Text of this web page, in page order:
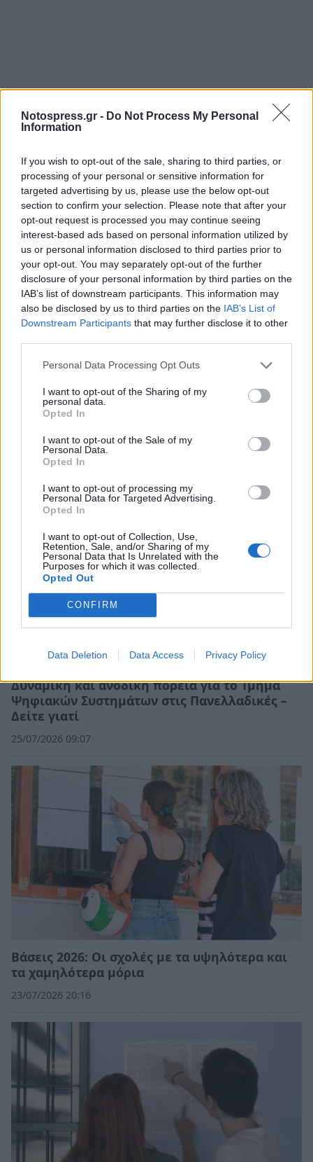
Notospress.gr - Do Not Process My Personal
Information
If you wish to opt-out of the sale, sharing to third parties, or
processing of your personal or sensitive information for
targeted advertising by us, please use the below opt-out
section to confirm your selection. Please note that after your
opt-out request is processed you may continue seeing
interest-based ads based on personal information utilized by
us or personal information disclosed to third parties prior to
your opt-out. You may separately opt-out of the further
disclosure of your personal information by third parties on the
IAB’s list of downstream participants. This information may
also be disclosed by us to third parties on the IAB’s List of
Downstream Participants that may further disclose it to other
Personal Data Processing Opt Outs
I want to opt-out of the Sharing of my
personal data.
Opted In
I want to opt-out of the Sale of my
Personal Data.
Opted In
I want to opt-out of processing my
Personal Data for Targeted Advertising.
Opted In
I want to opt-out of Collection, Use,
Retention, Sale, and/or Sharing of my
Personal Data that Is Unrelated with the
Purposes for which it was collected.
Opted Out
CONFIRM
Data Deletion Data Access Privacy Policy
Σχετικά Άρθρα
3ο ΓΕΛ Καλαμάτας: Επιμόρφωση
τον σχολικό εκφοβισμό
05/08/2026 18:04
Δυναμική και ανοδική πορεία για το Τμήμα
Ψηφιακών Συστημάτων στις Πανελλαδικές –
Δείτε γιατί
25/07/2026 09:07
Βάσεις 2026: Οι σχολές με τα υψηλότερα και
τα χαμηλότερα μόρια
23/07/2026 20:16